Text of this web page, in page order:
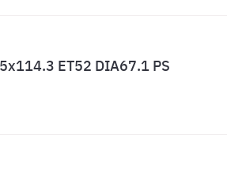
ET52 DIA67.1 PS